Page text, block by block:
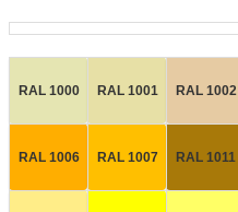
RAL 1000 RAL 1001 RAL 1002
RAL 1006 RAL 1007 RAL 1011